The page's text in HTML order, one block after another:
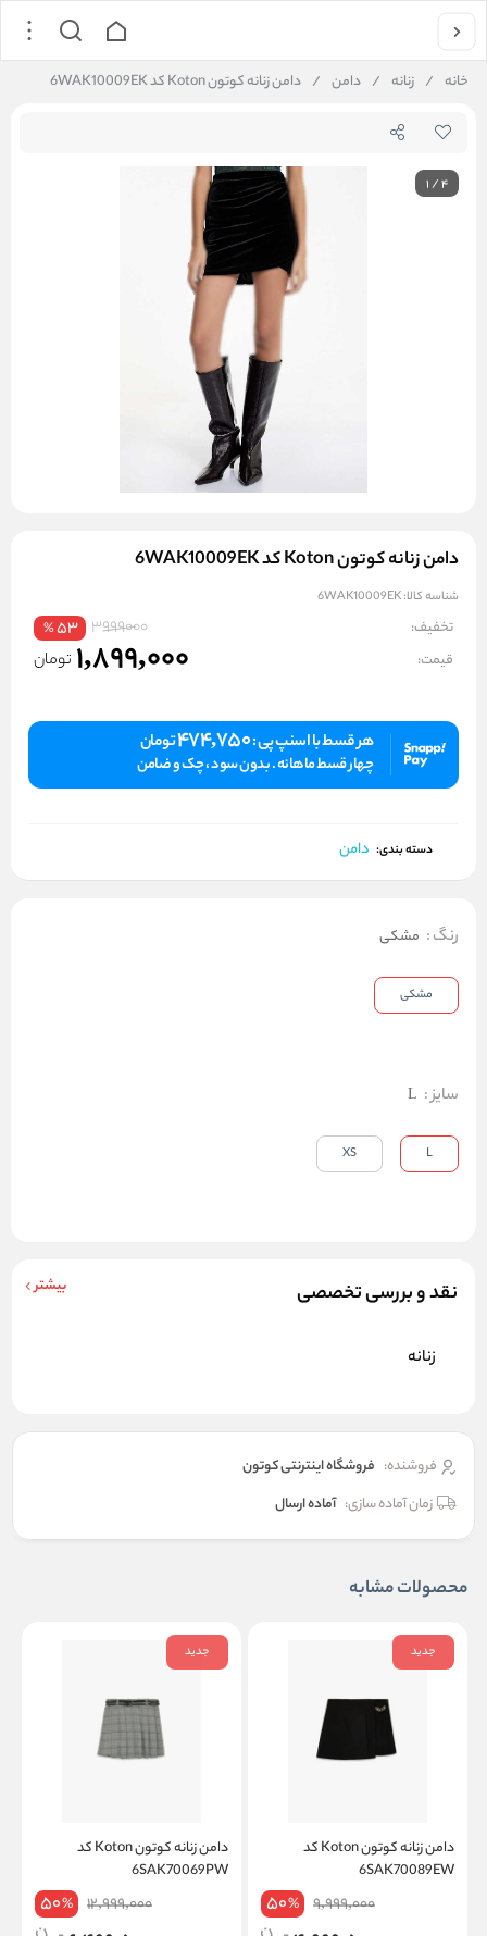
خانه / زنانه / دامن / دامن زنانه کوتون Koton کد 6WAK10009EK
1/4
دامن زنانه کوتون Koton کد 6WAK10009EK
شناسه کالا:6WAK10009EK
تخفیف: 3999000
53
%
قیمت: 1,899,000 تومان
هر قسط با اسنپ پی :474,750تومان
چهار قسط ماهانه . بدون سود ، چک و ضامن
دسته بندی: دامن
نقد و بررسی تخصصی بیشتر
زنانه
فروشنده: فروشگاه اینترنتی کوتون
زمان آماده سازی: آماده ارسال
رنگ: مشکی
مشکی
سایز:
L
L
XS
محصولات مشابه
جدید
دامن زنانه کوتون Koton کد
6SAK70089EW
9,999,000
50%
جدید
دامن زنانه کوتون Koton کد
6SAK70069PW
12,999,000
50%